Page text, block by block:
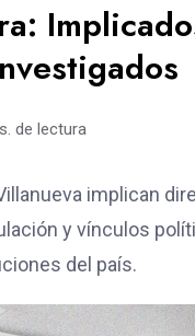
de lectura
implican
y vínculos
del país.